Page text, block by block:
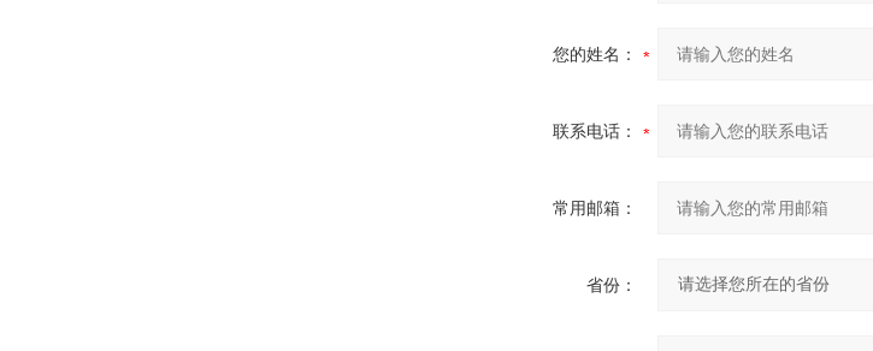
您的姓名：
联系电话：
常用邮箱：
省份：